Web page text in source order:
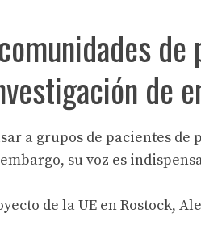
de
de
a grupos de pacientes
su voz es
de la UE en Rostock,